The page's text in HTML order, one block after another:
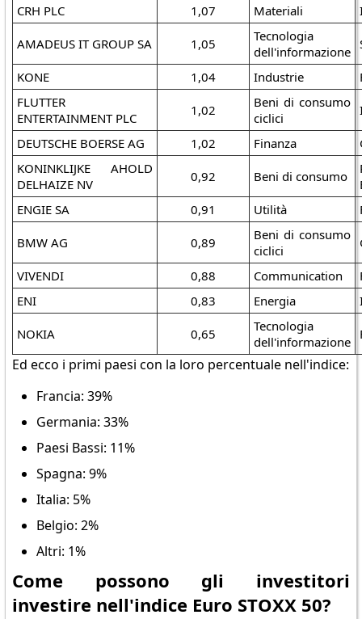
CRH PLC 1,07 Materiali
AMADEUS IT GROUP SA 1,05
Tecnologia
dell'informazione
KONE 1,04 Industrie
FLUTTER
ENTERTAINMENT PLC
1,02
Beni di consumo
ciclici
DEUTSCHE BOERSE AG 1,02 Finanza
KONINKLIJKE AHOLD
DELHAIZE NV
0,92 Beni di consumo
ENGIE SA
0,91 Utilità
BMW AG 0,89
Beni di consumo
ciclici
VIVENDI 0,88 Communication
ENI
0,83 Energia
NOKIA 0,65
Tecnologia
dell'informazione
Ed ecco i primi paesi con la loro percentuale nell'indice:
Francia: 39%
Germania: 33%
Paesi Bassi: 11%
Spagna: 9%
Italia: 5%
Belgio: 2%
Altri: 1%
Come possono gli investitori
investire nell'indice Euro STOXX 50?